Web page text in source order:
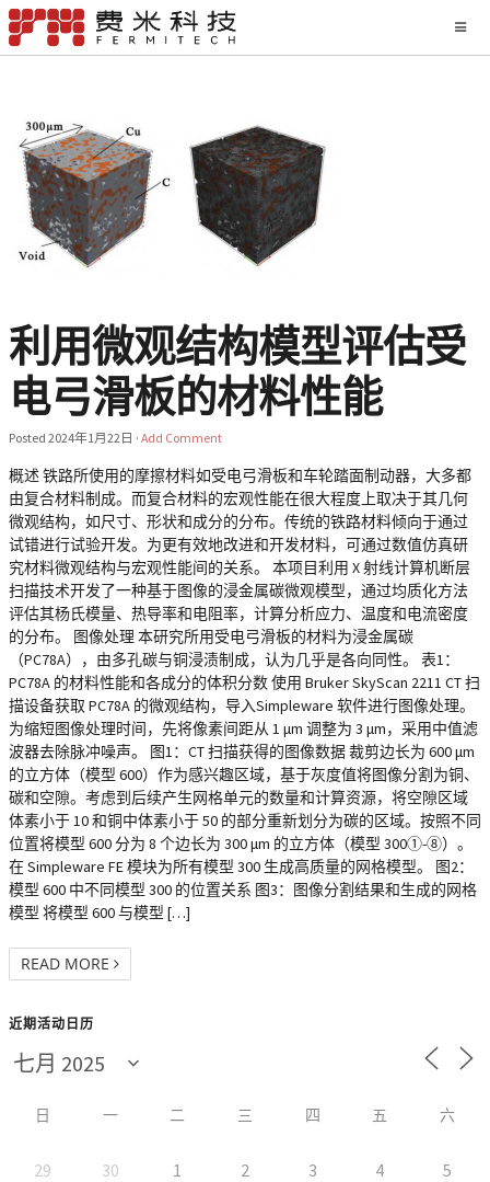
利用微观结构模型评估受
电弓滑板的材料性能
Posted 2024年1月22日 · Add Comment
概述 铁路所使用的摩擦材料如受电弓滑板和车轮踏面制动器，大多都
由复合材料制成。而复合材料的宏观性能在很大程度上取决于其几何
微观结构，如尺寸、形状和成分的分布。传统的铁路材料倾向于通过
试错进行试验开发。为更有效地改进和开发材料，可通过数值仿真研
究材料微观结构与宏观性能间的关系。 本项目利用 X 射线计算机断层
扫描技术开发了一种基于图像的浸金属碳微观模型，通过均质化方法
评估其杨氏模量、热导率和电阻率，计算分析应力、温度和电流密度
的分布。 图像处理 本研究所用受电弓滑板的材料为浸金属碳
（PC78A），由多孔碳与铜浸渍制成，认为几乎是各向同性。 表1：
PC78A 的材料性能和各成分的体积分数 使用 Bruker SkyScan 2211 CT 扫
描设备获取 PC78A 的微观结构，导入Simpleware 软件进行图像处理。
为缩短图像处理时间，先将像素间距从 1 μm 调整为 3 μm，采用中值滤
波器去除脉冲噪声。 图1：CT 扫描获得的图像数据 裁剪边长为 600 μm
的立方体（模型 600）作为感兴趣区域，基于灰度值将图像分割为铜、
碳和空隙。考虑到后续产生网格单元的数量和计算资源，将空隙区域
体素小于 10 和铜中体素小于 50 的部分重新划分为碳的区域。按照不同
位置将模型 600 分为 8 个边长为 300 μm 的立方体（模型 300①-⑧）。
在 Simpleware FE 模块为所有模型 300 生成高质量的网格模型。 图2：
模型 600 中不同模型 300 的位置关系 图3：图像分割结果和生成的网格
模型 将模型 600 与模型 […]
READ MORE
近期活动日历
日 一 二 三 四 五 六
29 30 1 2 3 4 5